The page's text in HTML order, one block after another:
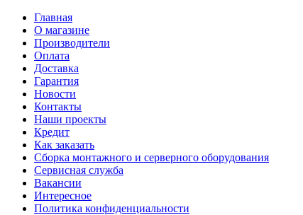
Главная
О магазине
Производители
Оплата
Доставка
Гарантия
Новости
Контакты
Наши проекты
Кредит
Как заказать
Сборка монтажного и серверного оборудования
Сервисная служба
Вакансии
Интересное
Политика конфиденциальности